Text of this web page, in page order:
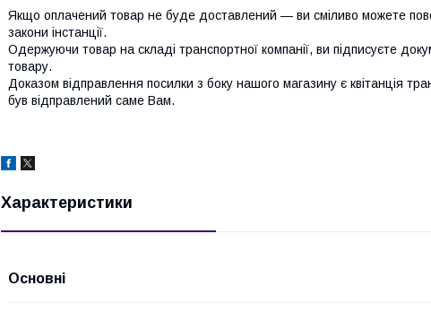
Якщо оплачений товар не буде доставлений — ви сміливо можете
закони інстанції.
Одержуючи товар на складі транспортної компанії, ви підписуєте
товару.
Доказом відправлення посилки з боку нашого магазину є квітанція
був відправлений саме Вам.
Характеристики
Основні